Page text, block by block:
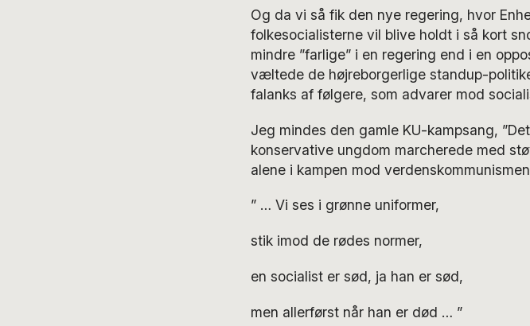
Og da vi så fik den nye regering, hvor
folkesocialisterne vil blive holdt i så kort
mindre ”farlige” i en regering end i en
væltede de højreborgerlige standup-
falanks af følgere, som advarer mod
Jeg mindes den gamle KU-kampsang,
konservative ungdom marcherede med
alene i kampen mod
” … Vi ses i grønne uniformer,
stik imod de rødes normer,
en socialist er sød, ja han er sød,
men allerførst når han er død … ”